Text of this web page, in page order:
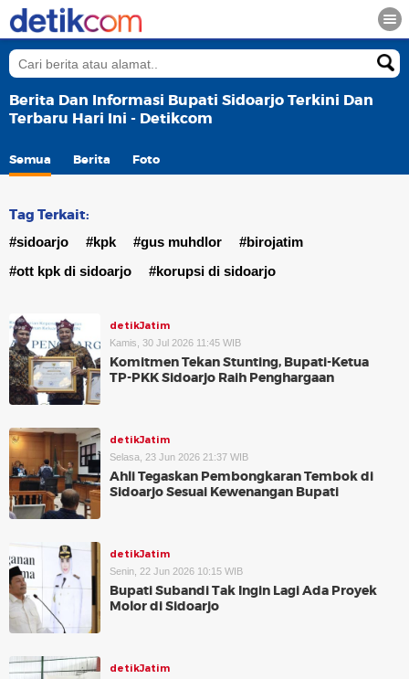
Berita Dan Informasi Bupati Sidoarjo Terkini Dan
Terbaru Hari Ini - Detikcom
Semua Berita Foto
Tag Terkait:
#sidoarjo #kpk #gus muhdlor
#birojatim
#ott kpk di sidoarjo
#korupsi di sidoarjo
detikJatim
Kamis, 30 Jul 2026 11:45 WIB
Komitmen Tekan Stunting, Bupati-Ketua
TP-PKK Sidoarjo Raih Penghargaan
detikJatim
Selasa, 23 Jun 2026 21:37 WIB
Ahli Tegaskan Pembongkaran Tembok di
Sidoarjo Sesuai Kewenangan Bupati
detikJatim
Senin, 22 Jun 2026 10:15 WIB
Bupati Subandi Tak Ingin Lagi Ada Proyek
Molor di Sidoarjo
detikJatim